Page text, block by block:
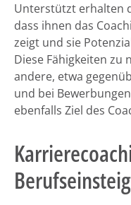
Unterstützt erhalten
dass ihnen das
zeigt und sie
Diese Fähigkeiten zu
andere, etwa
und bei
ebenfalls Ziel des